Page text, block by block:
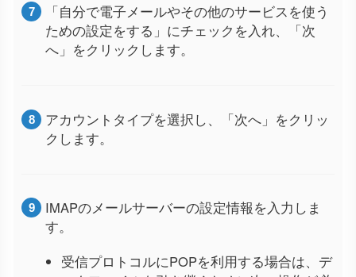
「自分で電子メールやその他のサービスを使う
ための設定をする」にチェックを入れ、「次
へ」をクリックします。
アカウントタイプを選択し、「次へ」をクリッ
クします。
IMAPのメールサーバーの設定情報を入力しま
す。
受信プロトコルにPOPを利用する場合は、デ